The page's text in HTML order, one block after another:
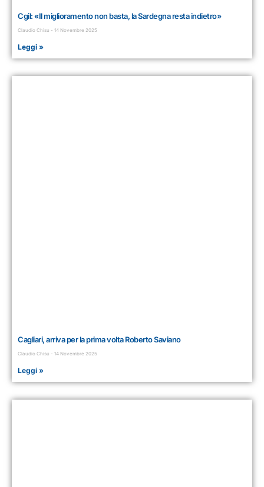
Cgil: «Il miglioramento non basta, la Sardegna resta indietro»
Claudio Chisu 14 Novembre 2025
Leggi »
Cagliari, arriva per la prima volta Roberto Saviano
Claudio Chisu 14 Novembre 2025
Leggi »